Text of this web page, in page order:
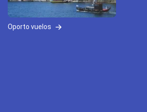
Oporto vuelos